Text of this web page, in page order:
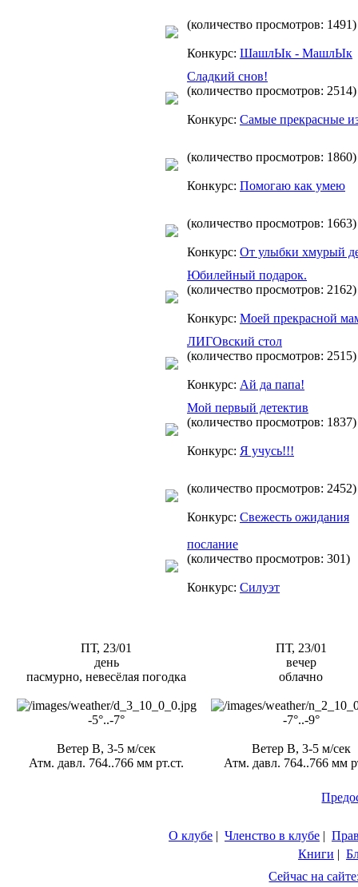
(количество просмотров: 1491)
Конкурс: ШашлЫк - МашлЫк
Сладкий снов!
(количество просмотров: 2514)
Конкурс: Самые прекрасные
(количество просмотров: 1860)
Конкурс: Помогаю как умею
(количество просмотров: 1663)
Конкурс: От улыбки хмурый
Юбилейный подарок.
(количество просмотров: 2162)
Конкурс: Моей прекрасной
ЛИГОвский стол
(количество просмотров: 2515)
Конкурс: Ай да папа!
Mой первый детектив
(количество просмотров: 1837)
Конкурс: Я учусь!!!
(количество просмотров: 2452)
Конкурс: Свежесть ожидания
послание
(количество просмотров: 301)
Конкурс: Силуэт
ПТ, 23/01
день
пасмурно, невесёлая погодка
-5°..-7°
Ветер В, 3-5 м/сек
Атм. давл. 764..766 мм рт.ст.
ПТ, 23/01
вечер
облачно
-7°..-9°
Ветер В, 3-5 м/сек
Атм. давл. 764..766 мм
О клубе | Членство в клубе |
Книги |
Сейчас на